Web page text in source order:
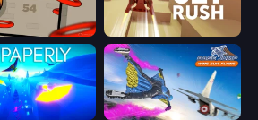
Dunk Jet Rush
Paperly: Paper Plane Adventure Base Jump Wing Suit Flying